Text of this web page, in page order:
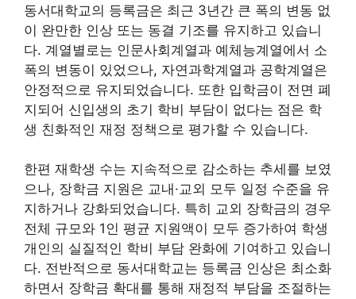
동서대학교의 등록금은 최근 3년간 큰 폭의 변동 없
이 완만한 인상 또는 동결 기조를 유지하고 있습니
다. 계열별로는 인문사회계열과 예체능계열에서 소
폭의 변동이 있었으나, 자연과학계열과 공학계열은
안정적으로 유지되었습니다. 또한 입학금이 전면 폐
지되어 신입생의 초기 학비 부담이 없다는 점은 학
생 친화적인 재정 정책으로 평가할 수 있습니다.
한편 재학생 수는 지속적으로 감소하는 추세를 보였
으나, 장학금 지원은 교내·교외 모두 일정 수준을 유
지하거나 강화되었습니다. 특히 교외 장학금의 경우
전체 규모와 1인 평균 지원액이 모두 증가하여 학생
개인의 실질적인 학비 부담 완화에 기여하고 있습니
다. 전반적으로 동서대학교는 등록금 인상은 최소화
하면서 장학금 확대를 통해 재정적 부담을 조절하는